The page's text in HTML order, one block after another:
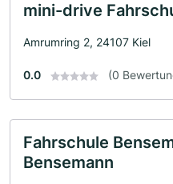
mini-drive
Amrumring 2, 24107 Kiel
0.0 (0
Fahrschule
Bensemann